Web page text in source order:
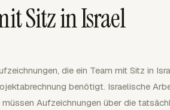
Sitz in Israel
die ein Team mit Sitz in
benötigt. Israelische
Aufzeichnungen über die